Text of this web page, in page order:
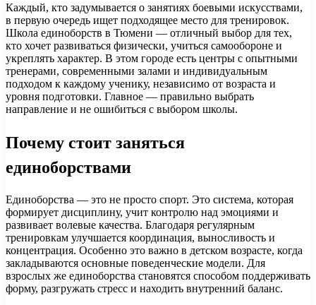
Каждый, кто задумывается о занятиях боевыми искусствами,
в первую очередь ищет подходящее место для тренировок.
Школа единоборств в Тюмени — отличный выбор для тех,
кто хочет развиваться физически, учиться самообороне и
укреплять характер. В этом городе есть центры с опытными
тренерами, современными залами и индивидуальным
подходом к каждому ученику, независимо от возраста и
уровня подготовки. Главное — правильно выбрать
направление и не ошибиться с выбором школы.
Почему стоит заняться
единоборствами
Единоборства — это не просто спорт. Это система, которая
формирует дисциплину, учит контролю над эмоциями и
развивает волевые качества. Благодаря регулярным
тренировкам улучшается координация, выносливость и
концентрация. Особенно это важно в детском возрасте, когда
закладываются основные поведенческие модели. Для
взрослых же единоборства становятся способом поддерживать
форму, разгружать стресс и находить внутренний баланс.